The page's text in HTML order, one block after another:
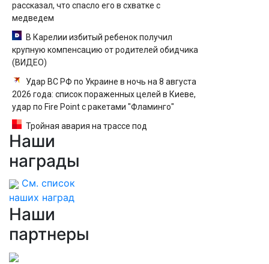
рассказал, что спасло его в схватке с
медведем
В Карелии избитый ребенок получил
крупную компенсацию от родителей обидчика
(ВИДЕО)
Удар ВС РФ по Украине в ночь на 8 августа
2026 года: список пораженных целей в Киеве,
удар по Fire Point с ракетами "Фламинго"
Тройная авария на трассе под
Волгоградом, в больнице 6 человек — видео
Наши
награды
См. список
наших наград
Наши
партнеры